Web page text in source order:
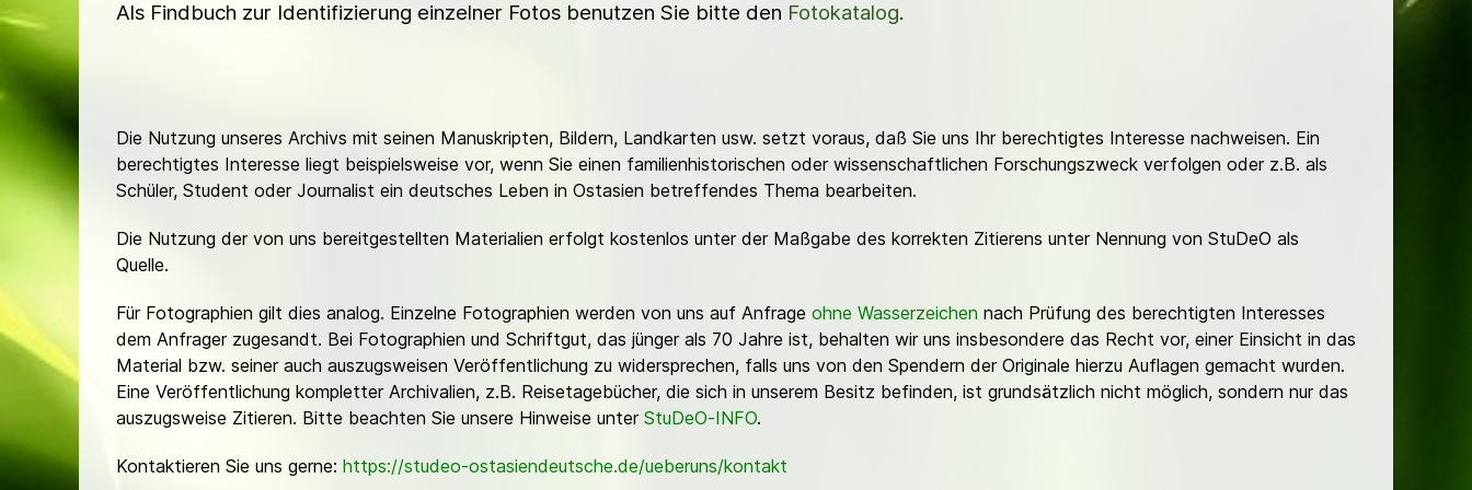
Als Findbuch zur Identifizierung einzelner Fotos benutzen Sie bitte den Fotokatalog.
Die Nutzung unseres Archivs mit seinen Manuskripten, Bildern, Landkarten usw. setzt voraus, daß Sie uns Ihr berechtigtes Interesse nachweisen. Ein
berechtigtes Interesse liegt beispielsweise vor, wenn Sie einen familienhistorischen oder wissenschaftlichen Forschungszweck verfolgen oder z.B. als
Schüler, Student oder Journalist ein deutsches Leben in Ostasien betreffendes Thema bearbeiten.
Die Nutzung der von uns bereitgestellten Materialien erfolgt kostenlos unter der Maßgabe des korrekten Zitierens unter Nennung von StuDeO als
Quelle.
Für Fotographien gilt dies analog. Einzelne Fotographien werden von uns auf Anfrage ohne Wasserzeichen nach Prüfung des berechtigten Interesses
dem Anfrager zugesandt. Bei Fotographien und Schriftgut, das jünger als 70 Jahre ist, behalten wir uns insbesondere das Recht vor, einer Einsicht in das
Material bzw. seiner auch auszugsweisen Veröffentlichung zu widersprechen, falls uns von den Spendern der Originale hierzu Auflagen gemacht wurden.
Eine Veröffentlichung kompletter Archivalien, z.B. Reisetagebücher, die sich in unserem Besitz befinden, ist grundsätzlich nicht möglich, sondern nur das
auszugsweise Zitieren. Bitte beachten Sie unsere Hinweise unter StuDeO-INFO.
Kontaktieren Sie uns gerne: https://studeo-ostasiendeutsche.de/ueberuns/kontakt